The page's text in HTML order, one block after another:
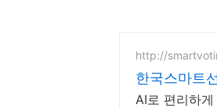
http://
한국스마트
AI로 편리하